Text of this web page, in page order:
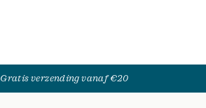
Gratis verzending vanaf €20